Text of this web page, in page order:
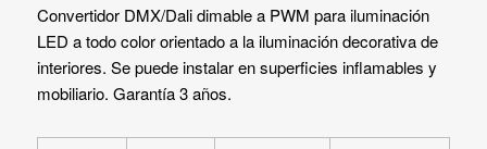
Convertidor DMX/Dali dimable a PWM para iluminación
LED a todo color orientado a la iluminación decorativa de
interiores. Se puede instalar en superficies inflamables y
mobiliario. Garantía 3 años.